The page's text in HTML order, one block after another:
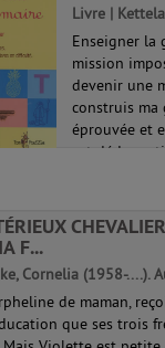
Livre |
Enseigner la
mission
devenir une
construis ma
éprouvée et
est
F...
Cornelia (1958-....).
de maman,
que ses trois